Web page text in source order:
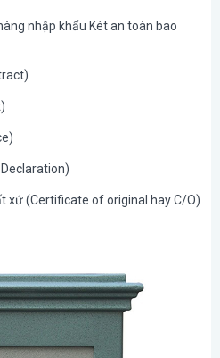
nhập khẩu Két an toàn bao
xứ (Certificate of original hay C/O)